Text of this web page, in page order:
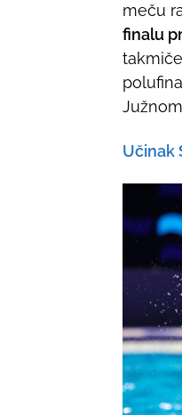
meču
finalu
Učinak